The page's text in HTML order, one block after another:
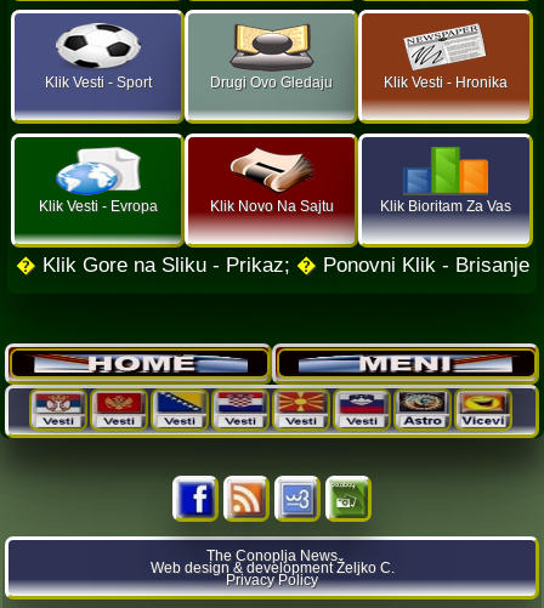
Klik Vesti - Sport Drugi Ovo Gledaju Klik Vesti - Hronika
Klik Vesti - Evropa Klik Novo Na Sajtu Klik Bioritam Za Vas
� Klik Gore na Sliku - Prikaz; � Ponovni Klik - Brisanje